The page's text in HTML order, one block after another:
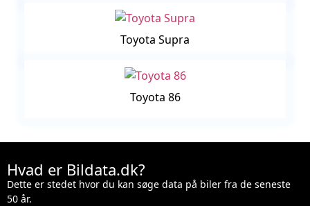
Toyota Supra
Toyota 86
Hvad er Bildata.dk?
Dette er stedet hvor du kan søge data på biler fra de seneste
50 år.